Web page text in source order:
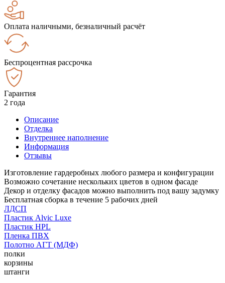
Оплата наличными, безналичный расчёт
Беспроцентная рассрочка
Гарантия
2 года
Описание
Отделка
Внутреннее наполнение
Информация
Отзывы
Изготовление гардеробных любого размера и конфигурации
Возможно сочетание нескольких цветов в одном фасаде
Декор и отделку фасадов можно выполнить под вашу задумку
Бесплатная сборка в течение 5 рабочих дней
ЛДСП
Пластик Alvic Luxe
Пластик HPL
Пленка ПВХ
Полотно АГТ (МДФ)
полки
корзины
штанги